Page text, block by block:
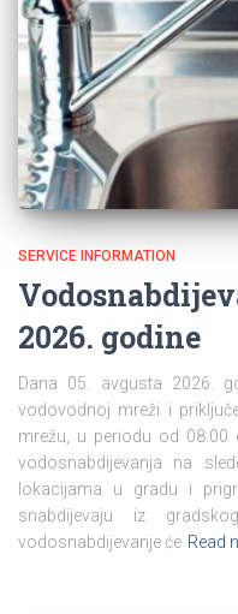
SERVICE INFORMATION
2026. godine
Dana 05. avgusta 2026.
vodovodnoj mreži i
mrežu, u periodu od
vodosnabdijevanja na
lokacijama u gradu i
snabdijevaju iz
vodosnabdijevanje će Read